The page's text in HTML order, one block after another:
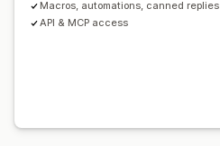
Macros, automations, canned replies
API & MCP access